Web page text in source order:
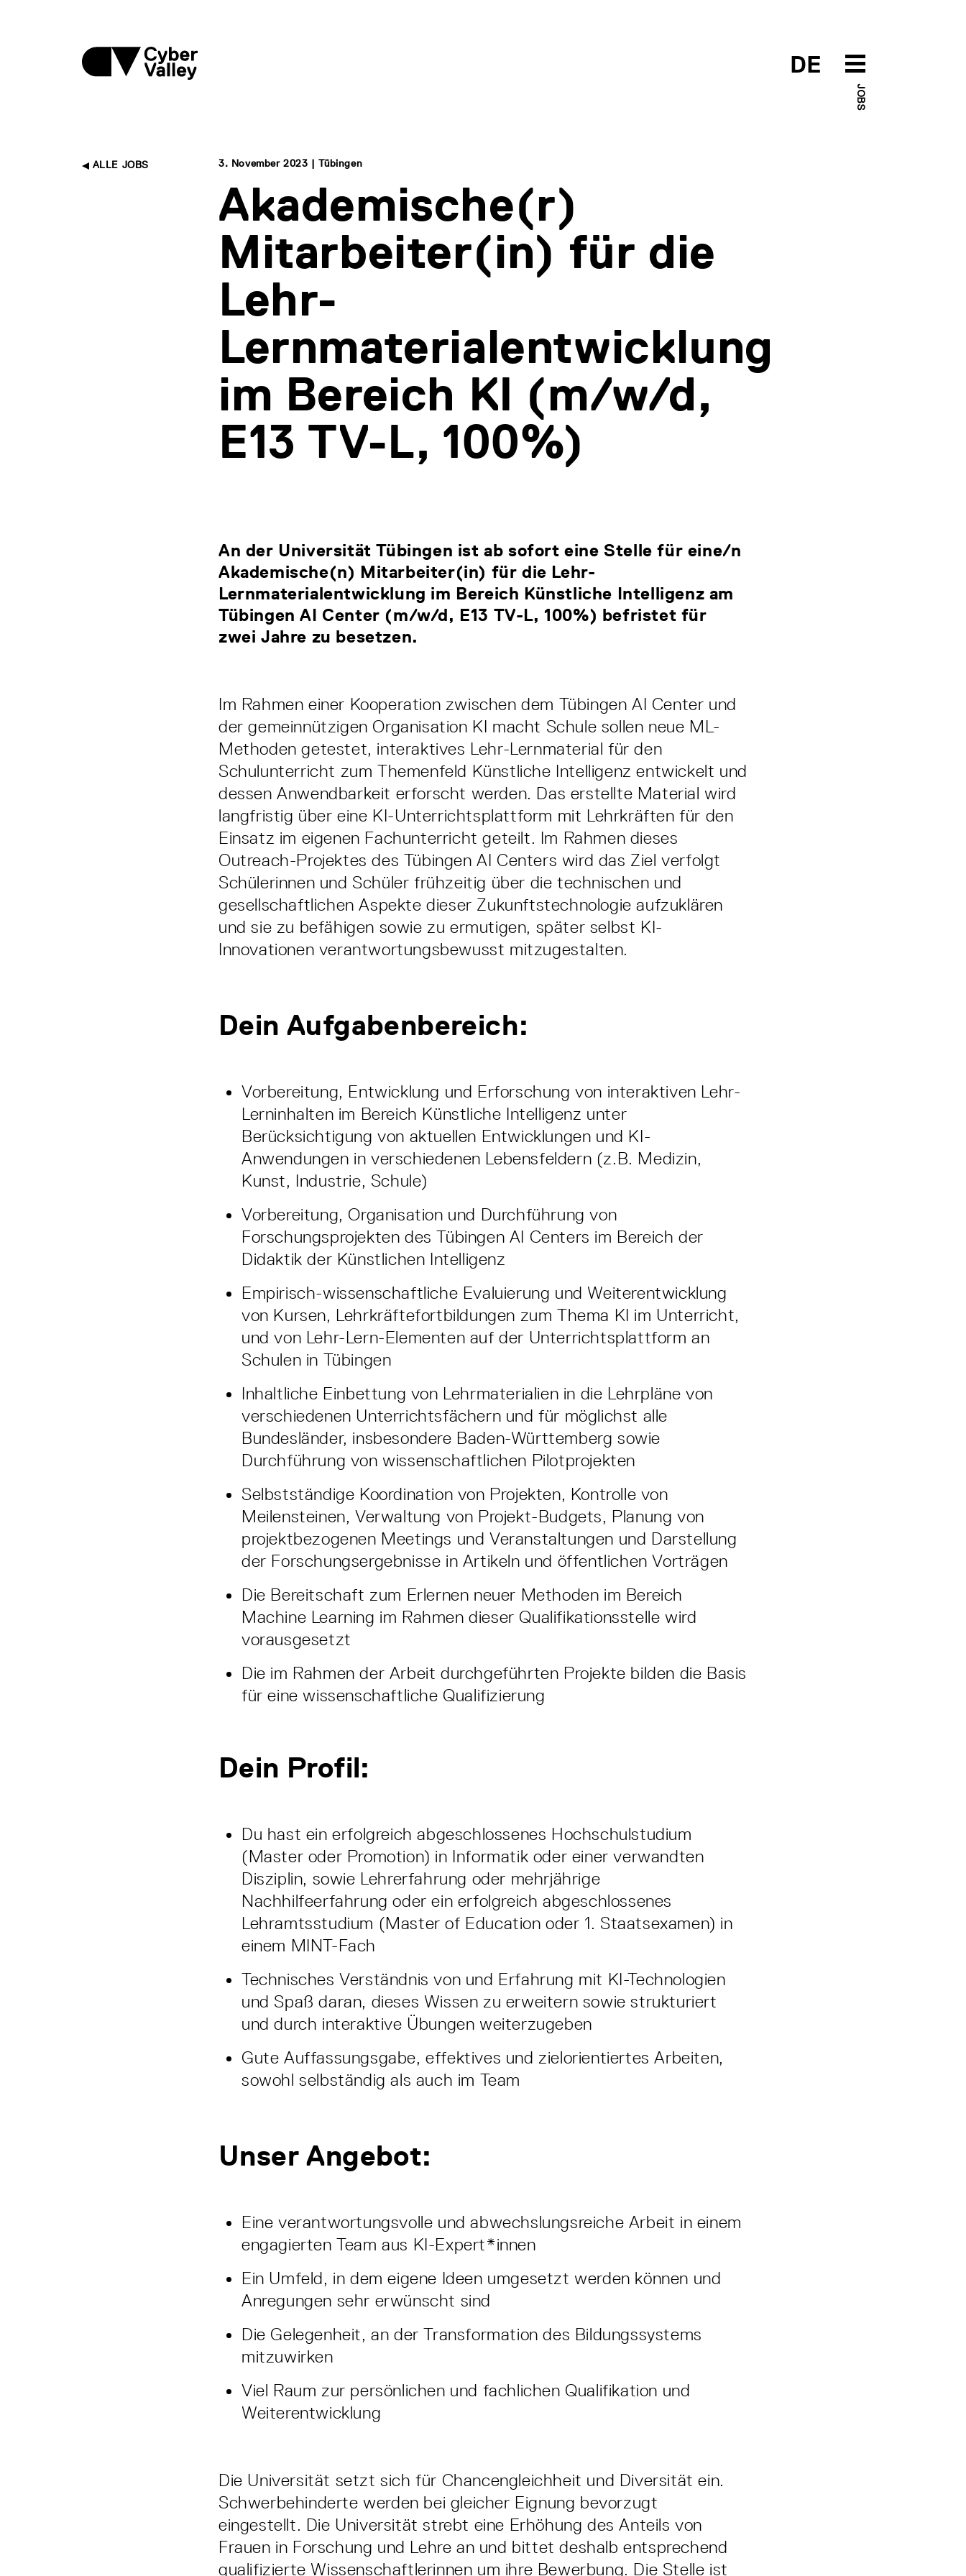
DE
JOBS
ALLE JOBS 3. November 2023 | Tübingen
Akademische(r)
Mitarbeiter(in) für die
Lehr-
Lernmaterialentwicklung
im Bereich KI (m/w/d,
E13 TV-L, 100%)
An der Universität Tübingen ist ab sofort eine Stelle für eine/n
Akademische(n) Mitarbeiter(in) für die Lehr-
Lernmaterialentwicklung im Bereich Künstliche Intelligenz am
Tübingen AI Center (m/w/d, E13 TV-L, 100%) befristet für
zwei Jahre zu besetzen.
Im Rahmen einer Kooperation zwischen dem Tübingen AI Center und
der gemeinnützigen Organisation KI macht Schule sollen neue ML-
Methoden getestet, interaktives Lehr-Lernmaterial für den
Schulunterricht zum Themenfeld Künstliche Intelligenz entwickelt und
dessen Anwendbarkeit erforscht werden. Das erstellte Material wird
langfristig über eine KI-Unterrichtsplattform mit Lehrkräften für den
Einsatz im eigenen Fachunterricht geteilt. Im Rahmen dieses
Outreach-Projektes des Tübingen AI Centers wird das Ziel verfolgt
Schülerinnen und Schüler frühzeitig über die technischen und
gesellschaftlichen Aspekte dieser Zukunftstechnologie aufzuklären
und sie zu befähigen sowie zu ermutigen, später selbst KI-
Innovationen verantwortungsbewusst mitzugestalten.
Dein Aufgabenbereich:
Vorbereitung, Entwicklung und Erforschung von interaktiven Lehr-
Lerninhalten im Bereich Künstliche Intelligenz unter
Berücksichtigung von aktuellen Entwicklungen und KI-
Anwendungen in verschiedenen Lebensfeldern (z.B. Medizin,
Kunst, Industrie, Schule)
Vorbereitung, Organisation und Durchführung von
Forschungsprojekten des Tübingen AI Centers im Bereich der
Didaktik der Künstlichen Intelligenz
Empirisch-wissenschaftliche Evaluierung und Weiterentwicklung
von Kursen, Lehrkräftefortbildungen zum Thema KI im Unterricht,
und von Lehr-Lern-Elementen auf der Unterrichtsplattform an
Schulen in Tübingen
Inhaltliche Einbettung von Lehrmaterialien in die Lehrpläne von
verschiedenen Unterrichtsfächern und für möglichst alle
Bundesländer, insbesondere Baden-Württemberg sowie
Durchführung von wissenschaftlichen Pilotprojekten
Selbstständige Koordination von Projekten, Kontrolle von
Meilensteinen, Verwaltung von Projekt-Budgets, Planung von
projektbezogenen Meetings und Veranstaltungen und Darstellung
der Forschungsergebnisse in Artikeln und öffentlichen Vorträgen
Die Bereitschaft zum Erlernen neuer Methoden im Bereich
Machine Learning im Rahmen dieser Qualifikationsstelle wird
vorausgesetzt
Die im Rahmen der Arbeit durchgeführten Projekte bilden die Basis
für eine wissenschaftliche Qualifizierung
Dein Profil:
Du hast ein erfolgreich abgeschlossenes Hochschulstudium
(Master oder Promotion) in Informatik oder einer verwandten
Disziplin, sowie Lehrerfahrung oder mehrjährige
Nachhilfeerfahrung oder ein erfolgreich abgeschlossenes
Lehramtsstudium (Master of Education oder 1. Staatsexamen) in
einem MINT-Fach
Technisches Verständnis von und Erfahrung mit KI-Technologien
und Spaß daran, dieses Wissen zu erweitern sowie strukturiert
und durch interaktive Übungen weiterzugeben
Gute Auffassungsgabe, effektives und zielorientiertes Arbeiten,
sowohl selbständig als auch im Team
Unser Angebot:
Eine verantwortungsvolle und abwechslungsreiche Arbeit in einem
engagierten Team aus KI-Expert*innen
Ein Umfeld, in dem eigene Ideen umgesetzt werden können und
Anregungen sehr erwünscht sind
Die Gelegenheit, an der Transformation des Bildungssystems
mitzuwirken
Viel Raum zur persönlichen und fachlichen Qualifikation und
Weiterentwicklung
Die Universität setzt sich für Chancengleichheit und Diversität ein.
Schwerbehinderte werden bei gleicher Eignung bevorzugt
eingestellt. Die Universität strebt eine Erhöhung des Anteils von
Frauen in Forschung und Lehre an und bittet deshalb entsprechend
qualifizierte Wissenschaftlerinnen um ihre Bewerbung. Die Stelle ist